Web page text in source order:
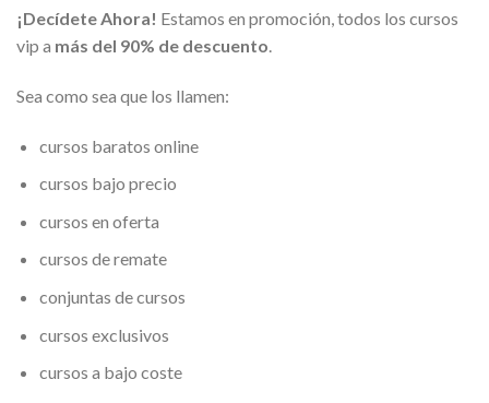
¡Decídete Ahora! Estamos en promoción, todos los cursos
vip a más del 90% de descuento.
Sea como sea que los llamen:
cursos baratos online
cursos bajo precio
cursos en oferta
cursos de remate
conjuntas de cursos
cursos exclusivos
cursos a bajo coste